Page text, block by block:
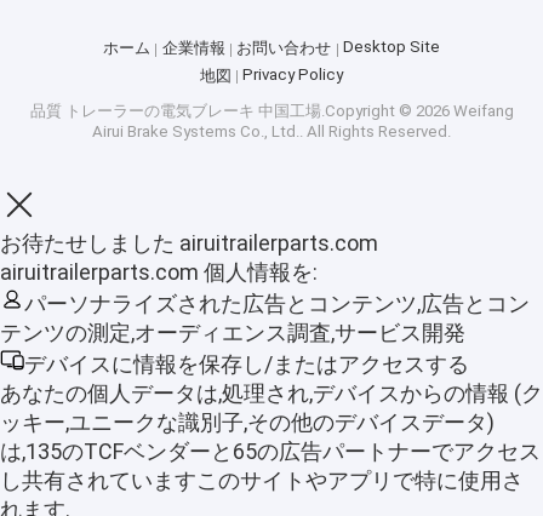
ホーム
製品
VRショー
ホーム 企業情報 お問い合わせ
Desktop Site
地図
Privacy Policy
品質 トレーラーの電気ブレーキ 中国工場.Copyright © 2026 Weifang
Airui Brake Systems Co., Ltd.. All Rights Reserved.
お待たせしました airuitrailerparts.com
airuitrailerparts.com 個人情報を:
パーソナライズされた広告とコンテンツ,広告とコン
テンツの測定,オーディエンス調査,サービス開発
デバイスに情報を保存し/またはアクセスする
あなたの個人データは,処理され,デバイスからの情報 (ク
ッキー,ユニークな識別子,その他のデバイスデータ)
は,135のTCFベンダーと65の広告パートナーでアクセス
し共有されていますこのサイトやアプリで特に使用さ
れます.